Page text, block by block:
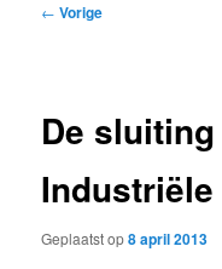
Bericht
← Vorige
De
Industriële
Geplaatst op8 april 2013